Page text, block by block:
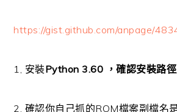
https://gist.github.com/anpage/
1, 安裝Python 3.60 ，確認安裝路
2. 確認你自己抓的ROM檔案副檔名